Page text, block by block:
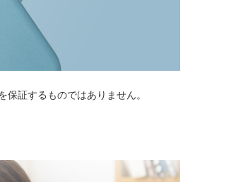
証するものではありません。